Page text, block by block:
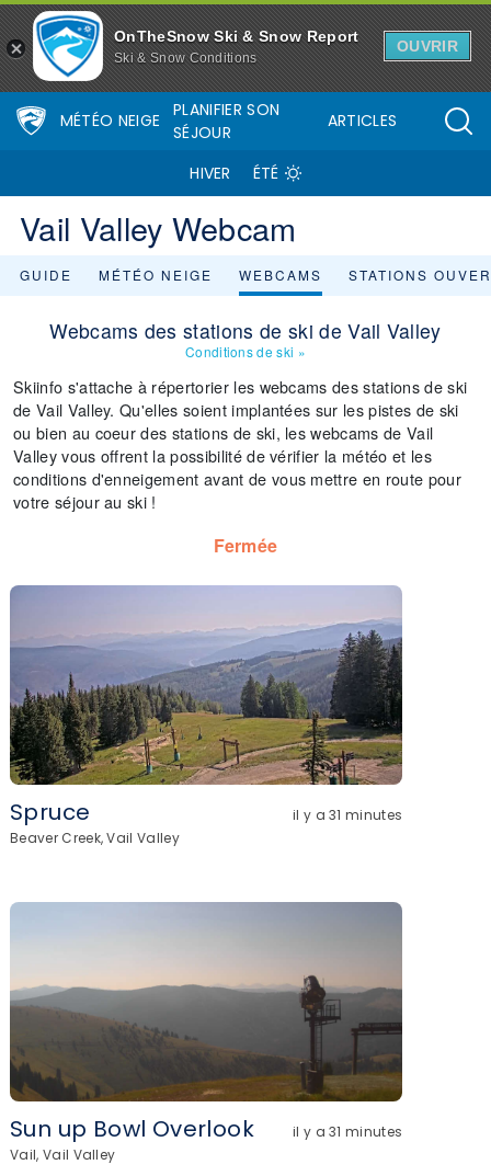
OnTheSnow Ski & Snow Report
Ski & Snow Conditions
OUVRIR
MÉTÉO NEIGE
PLANIFIER SON
SÉJOUR
ARTICLES
HIVER ÉTÉ
Vail Valley Webcam
GUIDE MÉTÉO NEIGE WEBCAMS STATIONS
Webcams des stations de ski de Vail Valley
Conditions de ski »
Skiinfo s'attache à répertorier les webcams des stations de ski
de Vail Valley. Qu'elles soient implantées sur les pistes de ski
ou bien au coeur des stations de ski, les webcams de Vail
Valley vous offrent la possibilité de vérifier la météo et les
conditions d'enneigement avant de vous mettre en route pour
votre séjour au ski !
Fermée
Spruce
il y a 31 minutes
Beaver Creek, Vail Valley
Sun up Bowl Overlook
il y a 31 minutes
Vail, Vail Valley